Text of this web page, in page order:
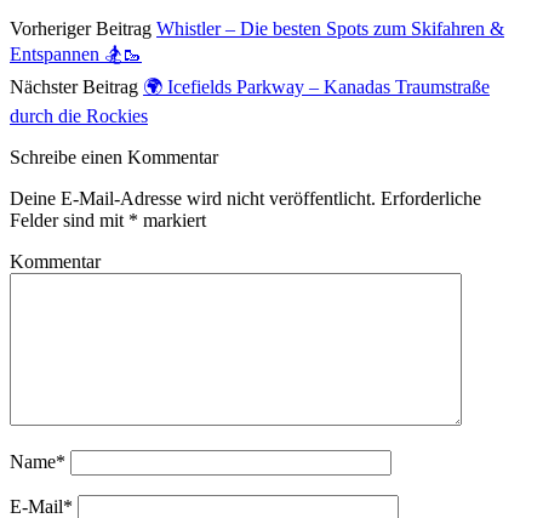
Vorheriger Beitrag Whistler – Die besten Spots zum Skifahren &
Entspannen 🏂🥾
Nächster Beitrag 🌍 Icefields Parkway – Kanadas Traumstraße
durch die Rockies
Schreibe einen Kommentar
Deine E-Mail-Adresse wird nicht veröffentlicht. Erforderliche
Felder sind mit * markiert
Kommentar
Name*
E-Mail*